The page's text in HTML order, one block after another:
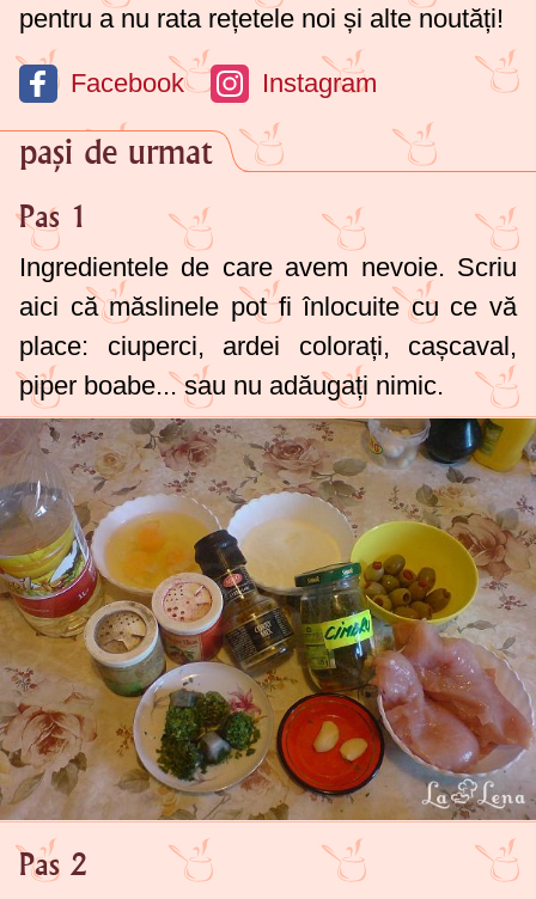
pentru a nu rata rețetele noi și alte noutăți!
Facebook Instagram
pași de urmat
Pas 1
Ingredientele de care avem nevoie. Scriu
aici că măslinele pot fi înlocuite cu ce vă
place: ciuperci, ardei colorați, cașcaval,
piper boabe... sau nu adăugați nimic.
Pas 2